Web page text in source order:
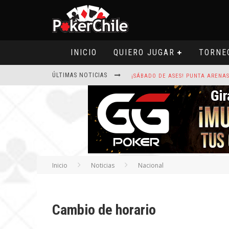
INICIO QUIERO JUGAR
ÚLTIMAS NOTICIAS
ROAD TO CLSOP PUERTO PLATA,
HOY CAMISETA FIRMADA POR
Inicio Noticias Nacional
Cambio de horario